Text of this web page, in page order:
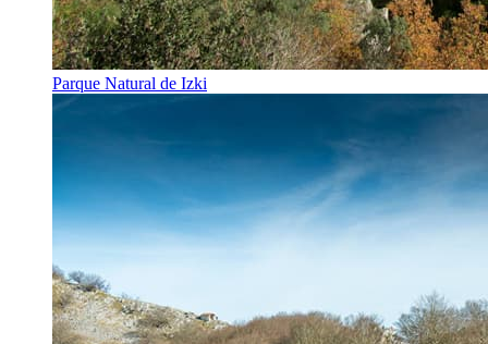
Parque Natural de Izki